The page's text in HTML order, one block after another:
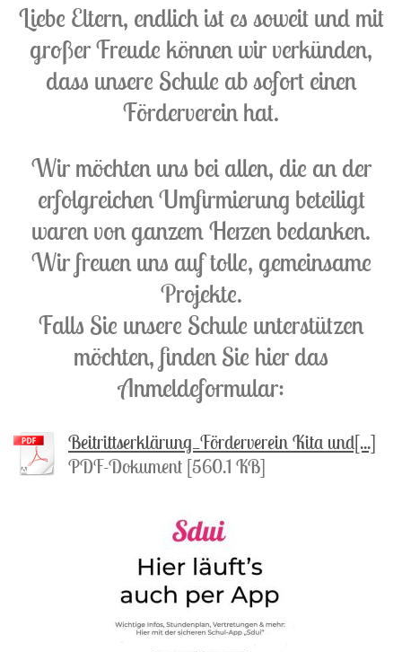
Liebe Eltern, endlich ist es soweit und mit
großer Freude können wir verkünden,
dass unsere Schule ab sofort einen
Förderverein hat.
Wir möchten uns bei allen, die an der
erfolgreichen Umfirmierung beteiligt
waren von ganzem Herzen bedanken.
Wir freuen uns auf tolle, gemeinsame
Projekte.
Falls Sie unsere Schule unterstützen
möchten, finden Sie hier das
Anmeldeformular:
Beitrittserklärung_Förderverein Kita und[...]
PDF-Dokument [560.1 KB]